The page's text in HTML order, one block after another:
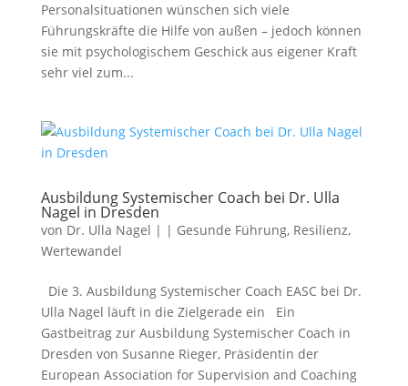
Personalsituationen wünschen sich viele
Führungskräfte die Hilfe von außen – jedoch können
sie mit psychologischem Geschick aus eigener Kraft
sehr viel zum...
Ausbildung Systemischer Coach bei Dr. Ulla
Nagel in Dresden
von Dr. Ulla Nagel | | Gesunde Führung, Resilienz,
Wertewandel
Die 3. Ausbildung Systemischer Coach EASC bei Dr.
Ulla Nagel läuft in die Zielgerade ein Ein
Gastbeitrag zur Ausbildung Systemischer Coach in
Dresden von Susanne Rieger, Präsidentin der
European Association for Supervision and Coaching